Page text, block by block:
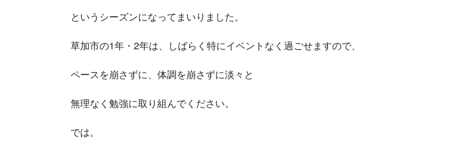
というシーズンになってまいりました。
草加市の1年・2年は、しばらく特にイベントなく過ごせますので、
ペースを崩さずに、体調を崩さずに淡々と
無理なく勉強に取り組んでください。
では。